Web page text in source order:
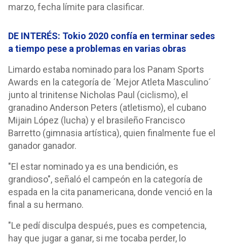
marzo, fecha límite para clasificar.
DE INTERÉS: Tokio 2020 confía en terminar sedes
a tiempo pese a problemas en varias obras
Limardo estaba nominado para los Panam Sports
Awards en la categoría de ´Mejor Atleta Masculino´
junto al trinitense Nicholas Paul (ciclismo), el
granadino Anderson Peters (atletismo), el cubano
Mijain López (lucha) y el brasileño Francisco
Barretto (gimnasia artística), quien finalmente fue el
ganador ganador.
"El estar nominado ya es una bendición, es
grandioso", señaló el campeón en la categoría de
espada en la cita panamericana, donde venció en la
final a su hermano.
"Le pedí disculpa después, pues es competencia,
hay que jugar a ganar, si me tocaba perder, lo